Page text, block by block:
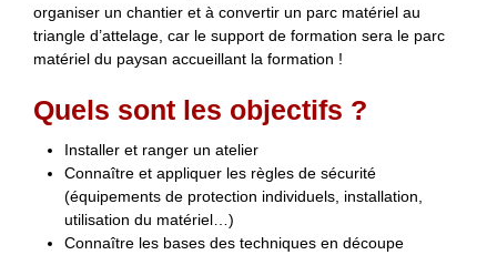
organiser un chantier et à convertir un parc matériel au
triangle d’attelage, car le support de formation sera le parc
matériel du paysan accueillant la formation !
Quels sont les objectifs ?
Installer et ranger un atelier
Connaître et appliquer les règles de sécurité
(équipements de protection individuels, installation,
utilisation du matériel…)
Connaître les bases des techniques en découpe